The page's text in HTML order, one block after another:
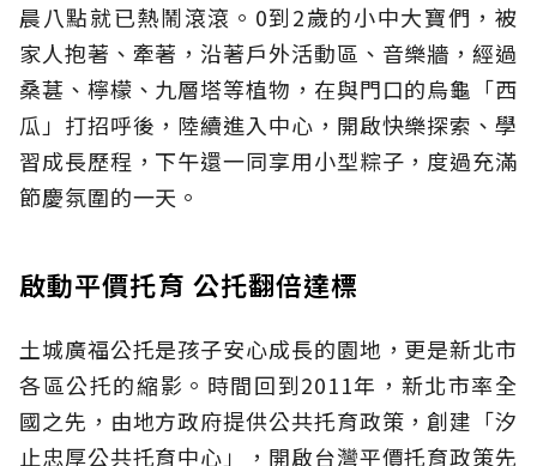
晨八點就已熱鬧滾滾。0到2歲的小中大寶們，被
家人抱著、牽著，沿著戶外活動區、音樂牆，經過
桑葚、檸檬、九層塔等植物，在與門口的烏龜「西
瓜」打招呼後，陸續進入中心，開啟快樂探索、學
習成長歷程，下午還一同享用小型粽子，度過充滿
節慶氛圍的一天。
啟動平價托育 公托翻倍達標
土城廣福公托是孩子安心成長的園地，更是新北市
各區公托的縮影。時間回到2011年，新北市率全
國之先，由地方政府提供公共托育政策，創建「汐
止忠厚公共托育中心」，開啟台灣平價托育政策先